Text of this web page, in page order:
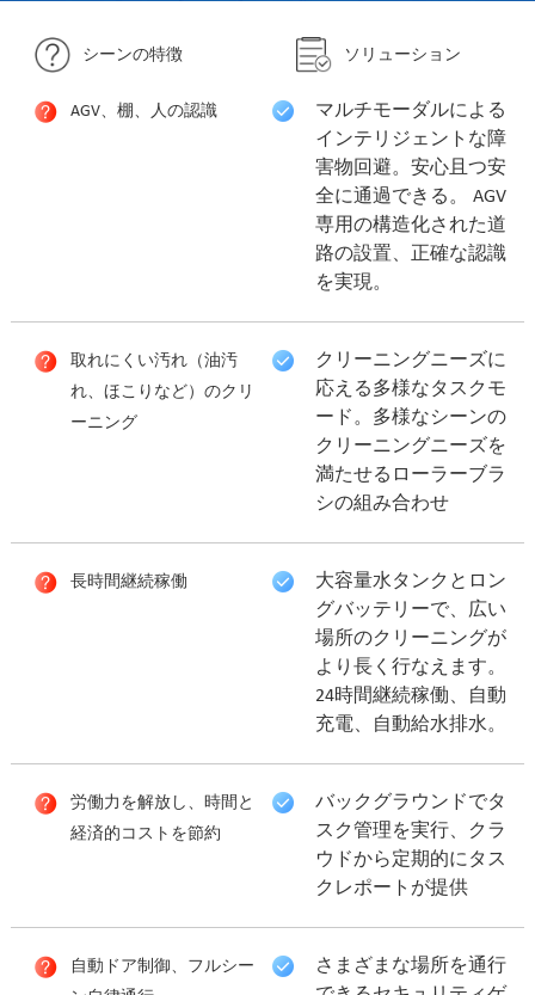
シーンの特徴 ソリューション
AGV、棚、人の認識
マルチモーダルによる
インテリジェントな障
害物回避。安心且つ安
全に通過できる。 AGV
専用の構造化された道
路の設置、正確な認識
を実現。
取れにくい汚れ（油汚
れ、ほこりなど）のクリ
ーニング
クリーニングニーズに
応える多様なタスクモ
ード。多様なシーンの
クリーニングニーズを
満たせるローラーブラ
シの組み合わせ
長時間継続稼働
大容量水タンクとロン
グバッテリーで、広い
場所のクリーニングが
より長く行なえます。
24時間継続稼働、自動
充電、自動給水排水。
労働力を解放し、時間と
経済的コストを節約
バックグラウンドでタ
スク管理を実行、クラ
ウドから定期的にタス
クレポートが提供
自動ドア制御、フルシー
さまざまな場所を通行